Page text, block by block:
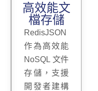
高效能文
檔存儲
RedisJSON
作為高效能
NoSQL 文件
存儲，支援
開發者建構